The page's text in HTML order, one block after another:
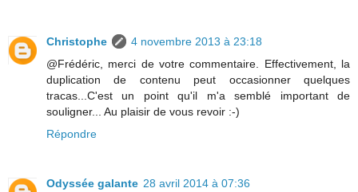
Christophe
4 novembre 2013 à 23:18
@Frédéric, merci de votre commentaire. Effectivement, la
duplication de contenu peut occasionner quelques
tracas...C'est un point qu'il m'a semblé important de
souligner... Au plaisir de vous revoir :-)
Répondre
Odyssée galante 28 avril 2014 à 07:36